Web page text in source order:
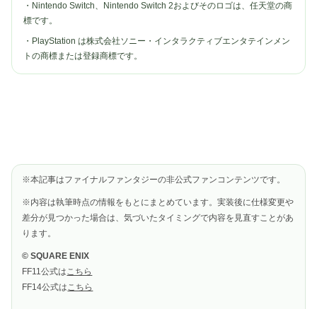
・Nintendo Switch、Nintendo Switch 2およびそのロゴは、任天堂の商
標です。
・PlayStation は株式会社ソニー・インタラクティブエンタテインメン
トの商標または登録商標です。
※本記事はファイナルファンタジーの非公式ファンコンテンツです。
※内容は執筆時点の情報をもとにまとめています。実装後に仕様変更や
差分が見つかった場合は、気づいたタイミングで内容を見直すことがあ
ります。
© SQUARE ENIX
FF11公式は こちら
FF14公式は こちら